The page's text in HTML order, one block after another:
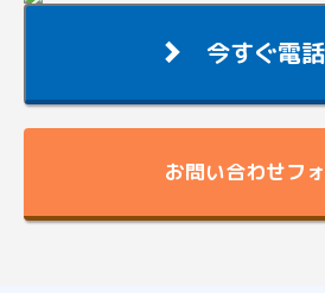
今すぐ電
お問い合わせフ